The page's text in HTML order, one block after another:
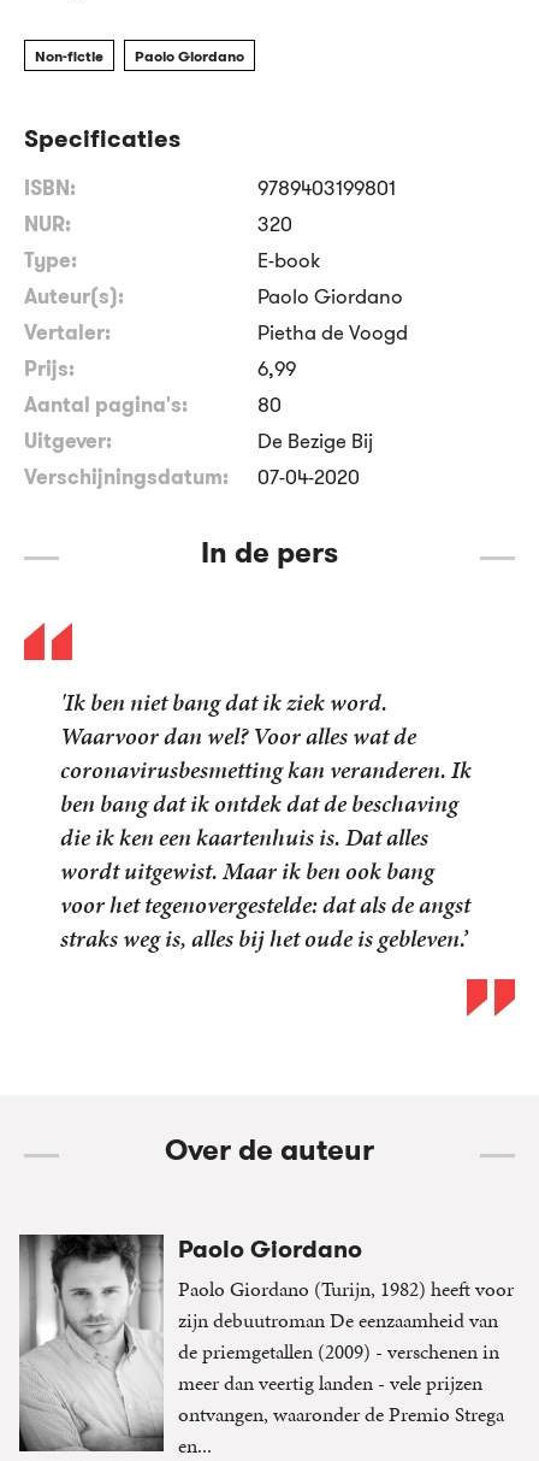
Non-fictie Paolo Giordano
Specificaties
ISBN:
9789403199801
NUR:
320
Type:
E-book
Auteur(s):
Paolo Giordano
Vertaler:
Pietha de Voogd
Prijs:
6,99
Aantal pagina's:
80
Uitgever:
De Bezige Bij
Verschijningsdatum:
07-04-2020
In de pers
'Ik ben niet bang dat ik ziek word.
Waarvoor dan wel? Voor alles wat de
coronavirusbesmetting kan veranderen. Ik
ben bang dat ik ontdek dat de beschaving
die ik ken een kaartenhuis is. Dat alles
wordt uitgewist. Maar ik ben ook bang
voor het tegenovergestelde: dat als de angst
straks weg is, alles bij het oude is gebleven.’
Over de auteur
Paolo Giordano
Paolo Giordano (Turijn, 1982) heeft voor
zijn debuutroman De eenzaamheid van
de priemgetallen (2009) - verschenen in
meer dan veertig landen - vele prijzen
ontvangen, waaronder de Premio Strega
en...